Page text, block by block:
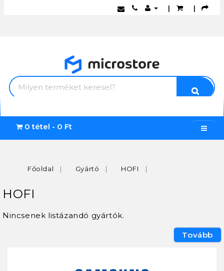
| |
0 tétel - 0 Ft
Főoldal Gyártó HOFI
HOFI
Nincsenek listázandó gyártók.
Tovább